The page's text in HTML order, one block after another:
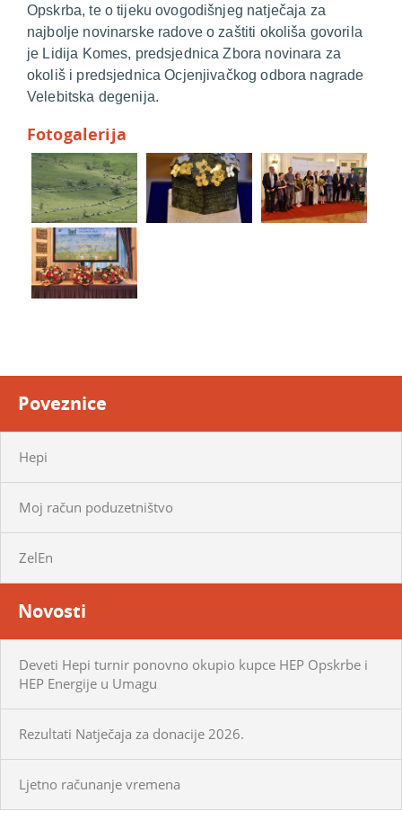
Opskrba, te o tijeku ovogodišnjeg natječaja za
najbolje novinarske radove o zaštiti okoliša govorila
je Lidija Komes, predsjednica Zbora novinara za
okoliš i predsjednica Ocjenjivačkog odbora nagrade
Velebitska degenija.
Fotogalerija
Poveznice
Hepi
Moj račun poduzetništvo
ZelEn
Novosti
Deveti Hepi turnir ponovno okupio kupce HEP Opskrbe i
HEP Energije u Umagu
Rezultati Natječaja za donacije 2026.
Ljetno računanje vremena